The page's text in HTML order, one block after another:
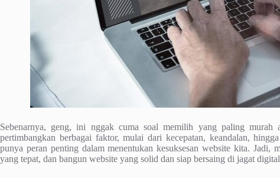
Sebenarnya, geng, ini nggak cuma soal memilih yang paling
pertimbangkan berbagai faktor, mulai dari kecepatan, keandalan,
punya peran penting dalam menentukan kesuksesan website kita.
yang tepat, dan bangun website yang solid dan siap bersaing di jagat